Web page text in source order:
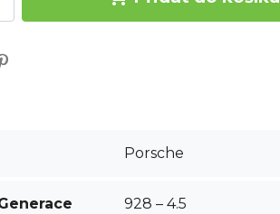
Porsche
928 – 4.5